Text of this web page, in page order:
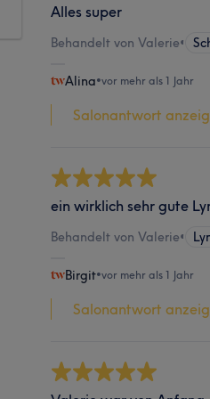
Alles super
Behandelt von Valerie•
Alina•vor mehr als 1 Jahr
Salonantwort
ein wirklich sehr gute
Behandelt von Valerie•
Birgit•vor mehr als 1 Jahr
Salonantwort